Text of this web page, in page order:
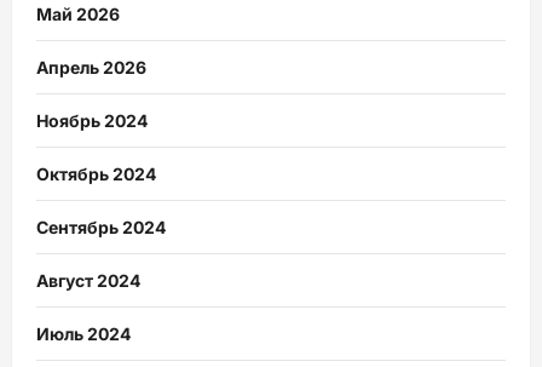
Май 2026
Апрель 2026
Ноябрь 2024
Октябрь 2024
Сентябрь 2024
Август 2024
Июль 2024